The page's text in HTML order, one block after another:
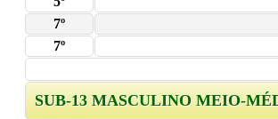
7º
7º
SUB-13 MASCULINO MEIO-